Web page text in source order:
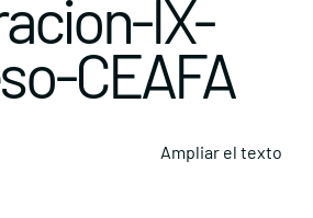
IX-
CEAFA
Ampliar el texto